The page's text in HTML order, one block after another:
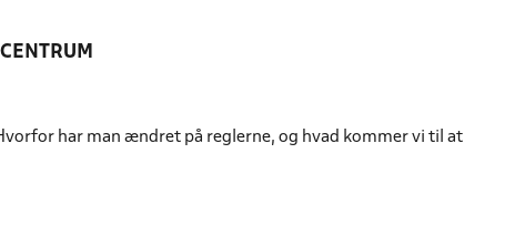
har man ændret på reglerne, og hvad kommer vi til at